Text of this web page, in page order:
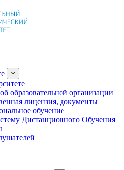
образовательной организации
лицензия, документы
обучение
Дистанционного Обучения